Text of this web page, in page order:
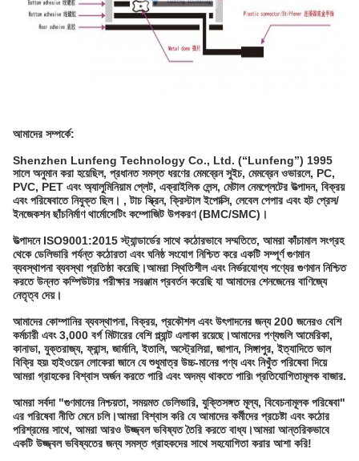
আমাদের সম্পর্কে:
Shenzhen Lunfeng Technology Co., Ltd. (“Lunfeng”) 1995
সালে অনুমান করা হয়েছিল, প্রধানত সমস্ত ধরণের মেমব্রেন সুইচ, মেমব্রেন ওভারলে, PC,
PVC, PET এবং অ্যালুমিনিয়াম প্লেট, এক্রাইলিক লেন্স, মেটাল নেমপ্লেটের উত্পাদন, বিক্রয়
এবং পরিষেবাতে নিযুক্ত ছিল। , টাচ স্ক্রিন, ক্রিস্টাল ইপোক্সি, লেবেল পেপার এবং হট প্রেস/
ইনজেকশন ছাঁচনির্মাণ থার্মোসেটিং কম্পোজিট উপকরণ (BMC/SMC)।
উত্পাদনে ISO9001:2015 স্ট্যান্ডার্ডের সাথে কঠোরভাবে সম্মতিতে, আমরা কাঁচামাল সংগ্রহ
থেকে ডেলিভারি পর্যন্ত কঠোরতা এবং ঘনিষ্ঠ সংযোগ নিশ্চিত করে একটি সম্পূর্ণ গুণমান
ব্যবস্থাপনা ব্যবস্থা প্রতিষ্ঠা করেছি।আমরা স্থিতিশীল এবং নির্ভরযোগ্য পণ্যের গুণমান নিশ্চিত
করতে উন্নত কম্পিউটার পরীক্ষার সরঞ্জাম প্রবর্তন করেছি যা আমাদের শেনজেনের বাণিজ্যে
নেতৃত্ব দেয়।
আমাদের কোম্পানির ব্যবস্থাপনা, বিক্রয়, প্রকৌশল এবং উৎপাদনের জন্য 200 জনেরও বেশি
কর্মচারী এবং 3,000 বর্গ মিটারের বেশি প্ল্যান্ট এলাকা রয়েছে।আমাদের পণ্যগুলি আমেরিকা,
কানাডা, যুক্তরাজ্য, ফ্রান্স, জার্মানি, ইতালি, অস্ট্রেলিয়া, জাপান, সিঙ্গাপুর, ইত্যাদিতে ভাল
বিক্রি হয়৷ হাইওয়েন লোকেরা জানে যে শুধুমাত্র উচ্চ-মানের পণ্য এবং নিখুঁত পরিষেবা দিয়ে
আমরা গ্রাহকের বিশ্বাস অর্জন করতে পারি এবং অদম্য থাকতে পারি৷ প্রতিযোগিতামূলক বাজার.
আমরা সর্বদা "গুণমানের নিশ্চয়তা, সময়মত ডেলিভারি, যুক্তিসঙ্গত মূল্য, বিবেচনামূলক পরিষেবা"
এর পরিষেবা নীতি মেনে চলি।আমরা বিশ্বাস করি যে আমাদের কর্মীদের প্রচেষ্টা এবং কঠোর
পরিশ্রমের সাথে, আমরা আরও উজ্জ্বল ভবিষ্যত তৈরি করতে বাধ্য।আমরা আন্তরিকভাবে
একটি উজ্জ্বল ভবিষ্যতের জন্য সমস্ত গ্রাহকদের সাথে সহযোগিতা করার আশা করি!